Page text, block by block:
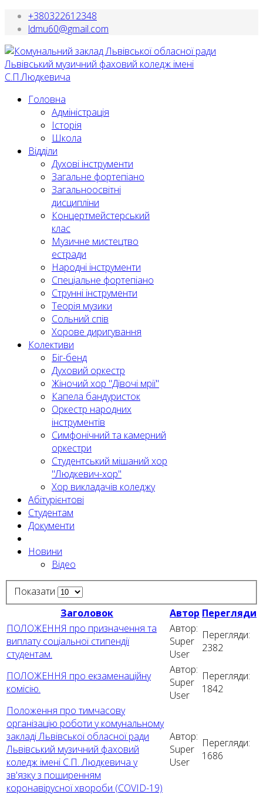
+380322612348
ldmu60@gmail.com
Головна
Адміністрація
Історія
Школа
Відділи
Духові інструменти
Загальне фортепіано
Загальноосвітні
дисципліни
Концертмейстерський
клас
Музичне мистецтво
естради
Народні інструменти
Спеціальне фортепіано
Струнні інструменти
Теорія музики
Сольний спів
Хорове диригування
Колективи
Біг-бенд
Духовий оркестр
Жіночий хор "Дівочі мрії"
Капела бандуристок
Оркестр народних
інструментів
Симфонічний та камерний
оркестри
Студентський мішаний хор
"Людкевич-хор"
Хор викладачів коледжу
Абітурієнтові
Студентам
Документи
Новини
Відео
Показати
Заголовок
Автор Перегляди
ПОЛОЖЕННЯ про призначення та
виплату соціальної стипендії
студентам.
Автор:
Super
User
Перегляди:
2382
ПОЛОЖЕННЯ про екзаменаційну
комісію.
Автор:
Super
User
Перегляди:
1842
Положення про тимчасову
організацію роботи у комунальному
закладі Львівської обласної ради
Львівський музичний фаховий
коледж імені С.П. Людкевича у
зв'язку з поширенням
коронавірусної хвороби (COVID-19)
Автор:
Super
User
Перегляди:
1686